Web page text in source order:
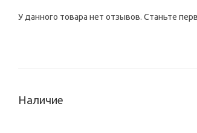
У данного товара нет отзывов. Станьте
Наличие